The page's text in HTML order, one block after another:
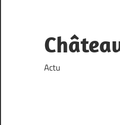
content
Actu